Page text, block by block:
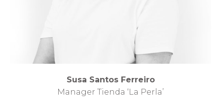
Susa Santos Ferreiro
Manager Tienda ‘La Perla’